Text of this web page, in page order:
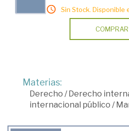
Sin Stock. Disponible
COMPRAR
Materias:
Derecho /Derecho
internacional público /